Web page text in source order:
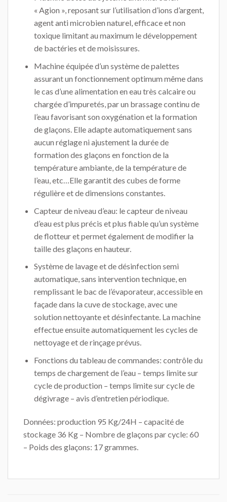
« Agion », reposant sur l’utilisation d’ions d’argent,
agent anti microbien naturel, efficace et non
toxique limitant au maximum le développement
de bactéries et de moisissures.
Machine équipée d’un système de palettes
assurant un fonctionnement optimum même dans
le cas d’une alimentation en eau très calcaire ou
chargée d’impuretés, par un brassage continu de
l’eau favorisant son oxygénation et la formation
de glaçons. Elle adapte automatiquement sans
aucun réglage ni ajustement la durée de
formation des glaçons en fonction de la
température ambiante, de la température de
l’eau, etc…Elle garantit des cubes de forme
régulière et de dimensions constantes.
Capteur de niveau d’eau: le capteur de niveau
d’eau est plus précis et plus fiable qu’un système
de flotteur et permet également de modifier la
taille des glaçons en hauteur.
Système de lavage et de désinfection semi
automatique, sans intervention technique, en
remplissant le bac de l’évaporateur, accessible en
façade dans la cuve de stockage, avec une
solution nettoyante et désinfectante. La machine
effectue ensuite automatiquement les cycles de
nettoyage et de rinçage prévus.
Fonctions du tableau de commandes: contrôle du
temps de chargement de l’eau – temps limite sur
cycle de production – temps limite sur cycle de
dégivrage – avis d’entretien périodique.
Données: production 95 Kg/24H – capacité de
stockage 36 Kg – Nombre de glaçons par cycle: 60
– Poids des glaçons: 17 grammes.